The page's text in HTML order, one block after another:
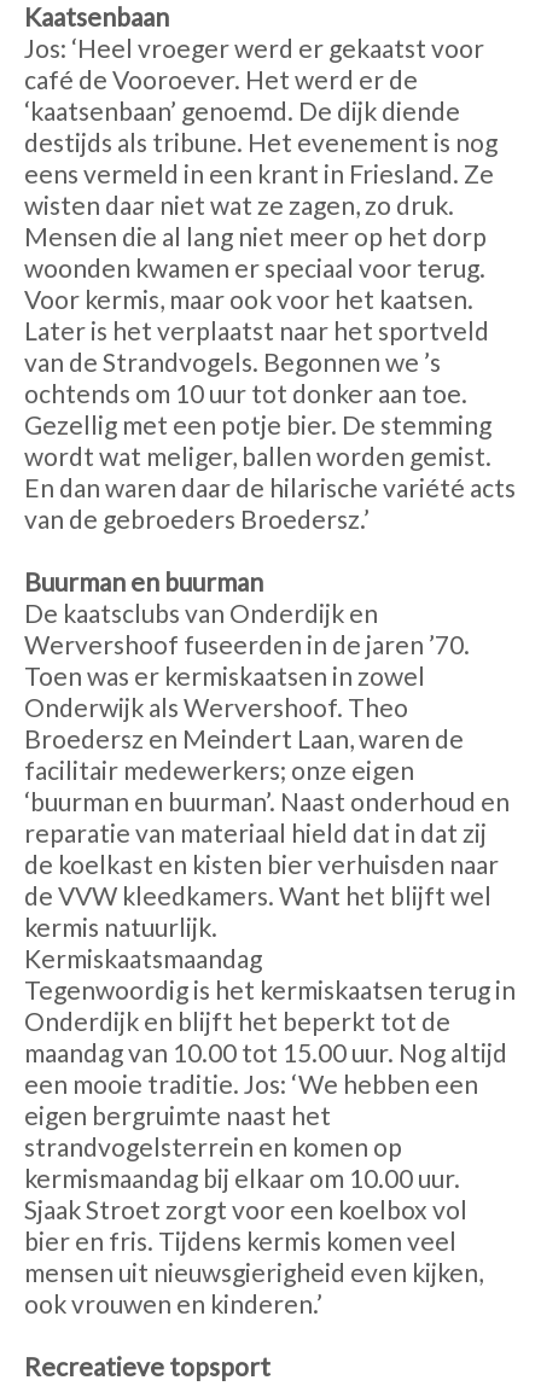
Kaatsenbaan
Jos: ‘Heel vroeger werd er gekaatst voor
café de Vooroever. Het werd er de
‘kaatsenbaan’ genoemd. De dijk diende
destijds als tribune. Het evenement is nog
eens vermeld in een krant in Friesland. Ze
wisten daar niet wat ze zagen, zo druk.
Mensen die al lang niet meer op het dorp
woonden kwamen er speciaal voor terug.
Voor kermis, maar ook voor het kaatsen.
Later is het verplaatst naar het sportveld
van de Strandvogels. Begonnen we ’s
ochtends om 10 uur tot donker aan toe.
Gezellig met een potje bier. De stemming
wordt wat meliger, ballen worden gemist.
En dan waren daar de hilarische variété acts
van de gebroeders Broedersz.’
Buurman en buurman
De kaatsclubs van Onderdijk en
Wervershoof fuseerden in de jaren ’70.
Toen was er kermiskaatsen in zowel
Onderwijk als Wervershoof. Theo
Broedersz en Meindert Laan, waren de
facilitair medewerkers; onze eigen
‘buurman en buurman’. Naast onderhoud en
reparatie van materiaal hield dat in dat zij
de koelkast en kisten bier verhuisden naar
de VVW kleedkamers. Want het blijft wel
kermis natuurlijk.
Kermiskaatsmaandag
Tegenwoordig is het kermiskaatsen terug in
Onderdijk en blijft het beperkt tot de
maandag van 10.00 tot 15.00 uur. Nog altijd
een mooie traditie. Jos: ‘We hebben een
eigen bergruimte naast het
strandvogelsterrein en komen op
kermismaandag bij elkaar om 10.00 uur.
Sjaak Stroet zorgt voor een koelbox vol
bier en fris. Tijdens kermis komen veel
mensen uit nieuwsgierigheid even kijken,
ook vrouwen en kinderen.’
Recreatieve topsport